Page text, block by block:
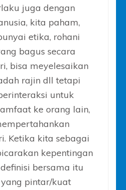
juga dengan
kita paham,
etika, rohani
bagus secara
bisa meyelesaikan
rajin dll tetapi
untuk
ke orang lain,
Ketika kita sebagai
kepentingan
bersama itu
pintar/kuat